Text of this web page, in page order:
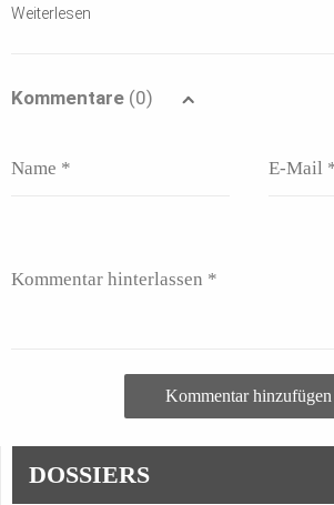
Weiterlesen
Kommentare (0)
Kommentar hinzufügen
DOSSIERS